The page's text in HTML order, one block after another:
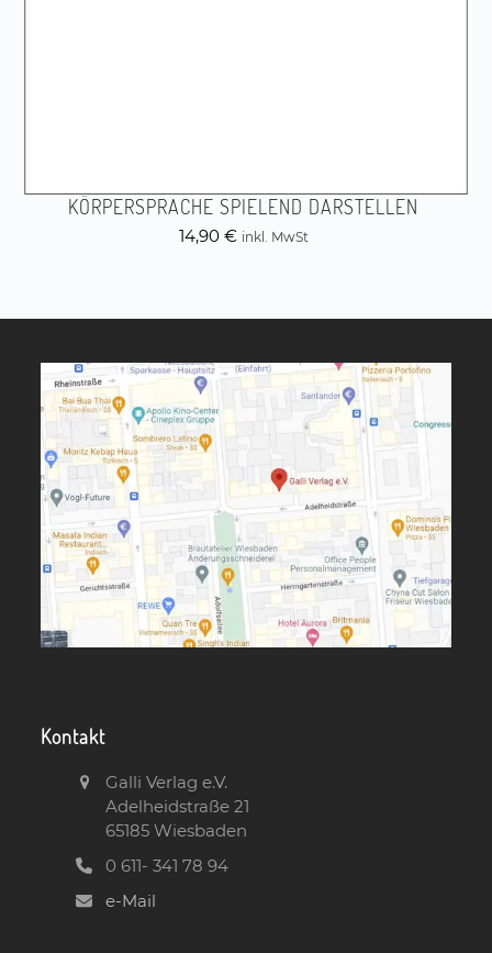
KÖRPERSPRACHE SPIELEND DARSTELLEN
14,90 € inkl. MwSt
Kontakt
Galli Verlag e.V.
Adelheidstraße 21
65185 Wiesbaden
0 611- 341 78 94
e-Mail